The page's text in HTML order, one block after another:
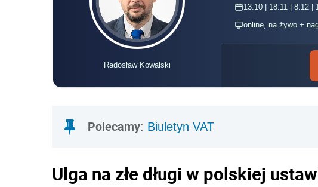
Radosław Kowalski
13.10 | 18.11 | 8.12 |
online, na żywo +
Polecamy: Biuletyn VAT
Ulga na złe długi w polskiej